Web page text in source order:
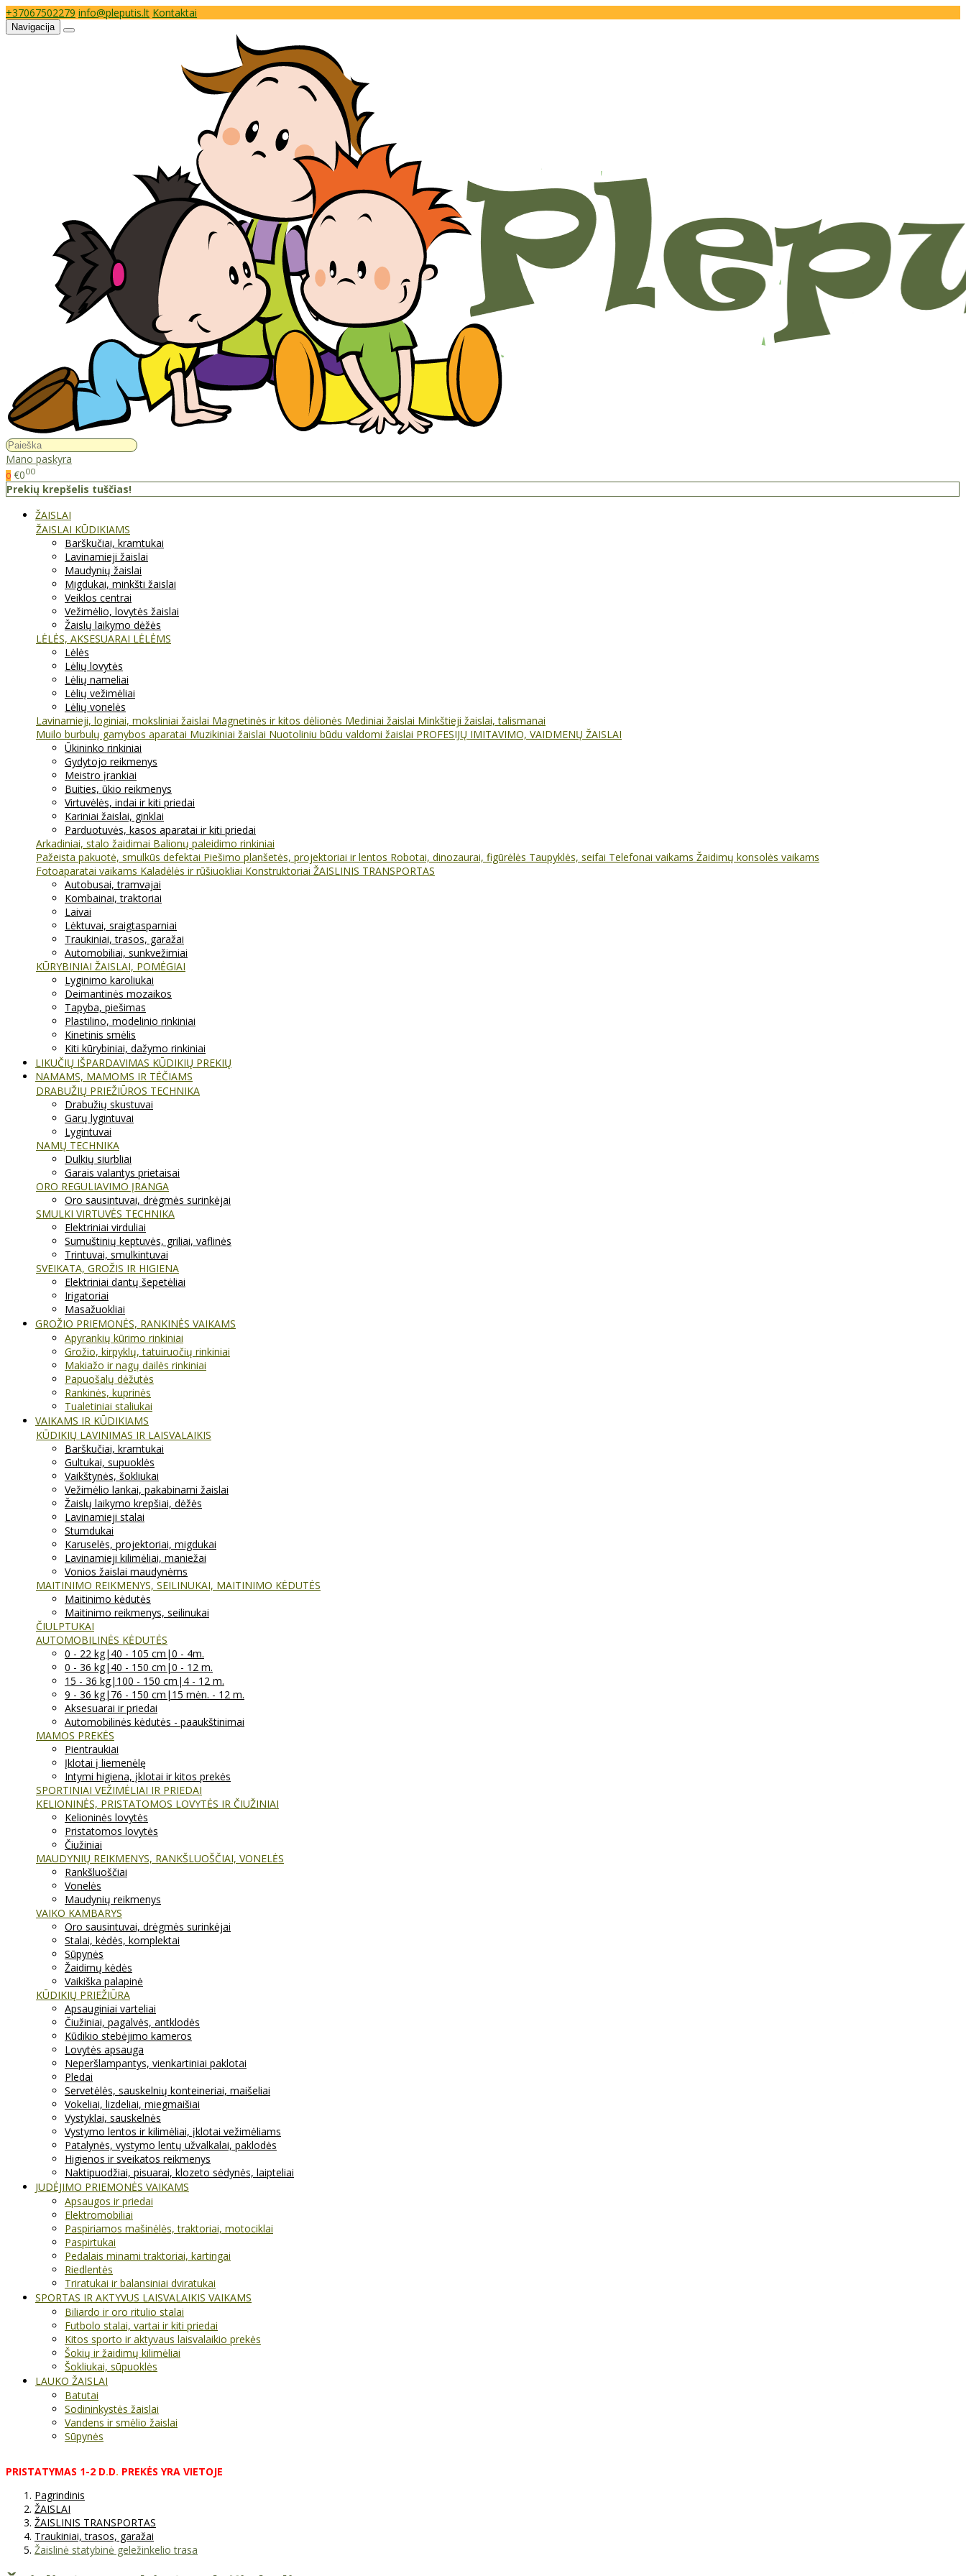
+37067502279 info@pleputis.lt Kontaktai
Navigacija
Mano paskyra
0 €000
Prekių krepšelis tuščias!
ŽAISLAI
ŽAISLAI KŪDIKIAMS
Barškučiai, kramtukai
Lavinamieji žaislai
Maudynių žaislai
Migdukai, minkšti žaislai
Veiklos centrai
Vežimėlio, lovytės žaislai
Žaislų laikymo dėžės
LĖLĖS, AKSESUARAI LĖLĖMS
Lėlės
Lėlių lovytės
Lėlių nameliai
Lėlių vežimėliai
Lėlių vonelės
Lavinamieji, loginiai, moksliniai žaislai Magnetinės ir kitos dėlionės Mediniai žaislai Minkštieji žaislai, talismanai
Muilo burbulų gamybos aparatai Muzikiniai žaislai Nuotoliniu būdu valdomi žaislai PROFESIJŲ IMITAVIMO, VAIDMENŲ ŽAISLAI
Ūkininko rinkiniai
Gydytojo reikmenys
Meistro įrankiai
Buities, ūkio reikmenys
Virtuvėlės, indai ir kiti priedai
Kariniai žaislai, ginklai
Parduotuvės, kasos aparatai ir kiti priedai
Arkadiniai, stalo žaidimai Balionų paleidimo rinkiniai
Pažeista pakuotė, smulkūs defektai Piešimo planšetės, projektoriai ir lentos Robotai, dinozaurai, figūrėlės Taupyklės, seifai Telefonai vaikams Žaidimų konsolės vaikams
Fotoaparatai vaikams Kaladėlės ir rūšiuokliai Konstruktoriai ŽAISLINIS TRANSPORTAS
Autobusai, tramvajai
Kombainai, traktoriai
Laivai
Lėktuvai, sraigtasparniai
Traukiniai, trasos, garažai
Automobiliai, sunkvežimiai
KŪRYBINIAI ŽAISLAI, POMĖGIAI
Lyginimo karoliukai
Deimantinės mozaikos
Tapyba, piešimas
Plastilino, modelinio rinkiniai
Kinetinis smėlis
Kiti kūrybiniai, dažymo rinkiniai
LIKUČIŲ IŠPARDAVIMAS KŪDIKIŲ PREKIŲ
NAMAMS, MAMOMS IR TĖČIAMS
DRABUŽIŲ PRIEŽIŪROS TECHNIKA
Drabužių skustuvai
Garų lygintuvai
Lygintuvai
NAMŲ TECHNIKA
Dulkių siurbliai
Garais valantys prietaisai
ORO REGULIAVIMO ĮRANGA
Oro sausintuvai, drėgmės surinkėjai
SMULKI VIRTUVĖS TECHNIKA
Elektriniai virduliai
Sumuštinių keptuvės, griliai, vaflinės
Trintuvai, smulkintuvai
SVEIKATA, GROŽIS IR HIGIENA
Elektriniai dantų šepetėliai
Irigatoriai
Masažuokliai
GROŽIO PRIEMONĖS, RANKINĖS VAIKAMS
Apyrankių kūrimo rinkiniai
Grožio, kirpyklų, tatuiruočių rinkiniai
Makiažo ir nagų dailės rinkiniai
Papuošalų dėžutės
Rankinės, kuprinės
Tualetiniai staliukai
VAIKAMS IR KŪDIKIAMS
KŪDIKIŲ LAVINIMAS IR LAISVALAIKIS
Barškučiai, kramtukai
Gultukai, supuoklės
Vaikštynės, šokliukai
Vežimėlio lankai, pakabinami žaislai
Žaislų laikymo krepšiai, dėžės
Lavinamieji stalai
Stumdukai
Karuselės, projektoriai, migdukai
Lavinamieji kilimėliai, maniežai
Vonios žaislai maudynėms
MAITINIMO REIKMENYS, SEILINUKAI, MAITINIMO KĖDUTĖS
Maitinimo kėdutės
Maitinimo reikmenys, seilinukai
ČIULPTUKAI
AUTOMOBILINĖS KĖDUTĖS
0 - 22 kg|40 - 105 cm|0 - 4m.
0 - 36 kg|40 - 150 cm|0 - 12 m.
15 - 36 kg|100 - 150 cm|4 - 12 m.
9 - 36 kg|76 - 150 cm|15 mėn. - 12 m.
Aksesuarai ir priedai
Automobilinės kėdutės - paaukštinimai
MAMOS PREKĖS
Pientraukiai
Įklotai į liemenėlę
Intymi higiena, įklotai ir kitos prekės
SPORTINIAI VEŽIMĖLIAI IR PRIEDAI
KELIONINĖS, PRISTATOMOS LOVYTĖS IR ČIUŽINIAI
Kelioninės lovytės
Pristatomos lovytės
Čiužiniai
MAUDYNIŲ REIKMENYS, RANKŠLUOŠČIAI, VONELĖS
Rankšluoščiai
Vonelės
Maudynių reikmenys
VAIKO KAMBARYS
Oro sausintuvai, drėgmės surinkėjai
Stalai, kėdės, komplektai
Sūpynės
Žaidimų kėdės
Vaikiška palapinė
KŪDIKIŲ PRIEŽIŪRA
Apsauginiai varteliai
Čiužiniai, pagalvės, antklodės
Kūdikio stebėjimo kameros
Lovytės apsauga
Neperšlampantys, vienkartiniai paklotai
Pledai
Servetėlės, sauskelnių konteineriai, maišeliai
Vokeliai, lizdeliai, miegmaišiai
Vystyklai, sauskelnės
Vystymo lentos ir kilimėliai, įklotai vežimėliams
Patalynės, vystymo lentų užvalkalai, paklodės
Higienos ir sveikatos reikmenys
Naktipuodžiai, pisuarai, klozeto sėdynės, laipteliai
JUDĖJIMO PRIEMONĖS VAIKAMS
Apsaugos ir priedai
Elektromobiliai
Paspiriamos mašinėlės, traktoriai, motociklai
Paspirtukai
Pedalais minami traktoriai, kartingai
Riedlentės
Triratukai ir balansiniai dviratukai
SPORTAS IR AKTYVUS LAISVALAIKIS VAIKAMS
Biliardo ir oro ritulio stalai
Futbolo stalai, vartai ir kiti priedai
Kitos sporto ir aktyvaus laisvalaikio prekės
Šokių ir žaidimų kilimėliai
Šokliukai, sūpuoklės
LAUKO ŽAISLAI
Batutai
Sodininkystės žaislai
Vandens ir smėlio žaislai
Sūpynės
PRISTATYMAS 1-2 D.D. PREKĖS YRA VIETOJE
Pagrindinis
ŽAISLAI
ŽAISLINIS TRANSPORTAS
Traukiniai, trasos, garažai
Žaislinė statybinė geležinkelio trasa